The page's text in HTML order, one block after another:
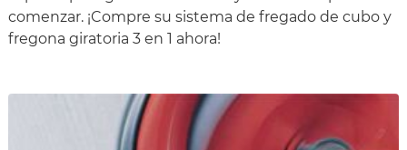
comenzar. ¡Compre su sistema de fregado de cubo y
fregona giratoria 3 en 1 ahora!